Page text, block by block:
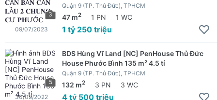
3
Quận 9 (TP. Thủ Đức), TPHCM
47 m2 1 PN 1 WC
1 tỷ 250 triệu
09/07/2023
5
BDS Hùng Vĩ Land [NC] PenHouse Thủ Đức
House Phước Bình 135 m² 4.5 tỉ
Quận 9 (TP. Thủ Đức), TPHCM
132 m2 3 PN 3 WC
4 tỷ 500 triệu
30/09/2022